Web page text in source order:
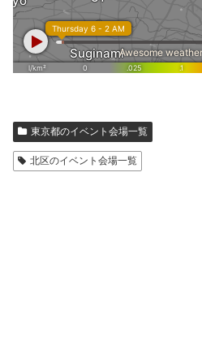
東京都のイベント会場一覧
北区のイベント会場一覧